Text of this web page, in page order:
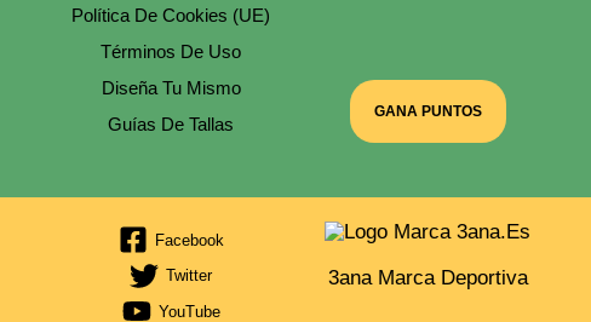
Política De Cookies (UE)
Términos De Uso
Diseña Tu Mismo
Guías De Tallas
GANA PUNTOS
Facebook
Twitter
YouTube
3ana Marca Deportiva